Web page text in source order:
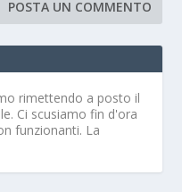
rimettendo a posto il
Ci scusiamo fin d'ora
funzionanti. La